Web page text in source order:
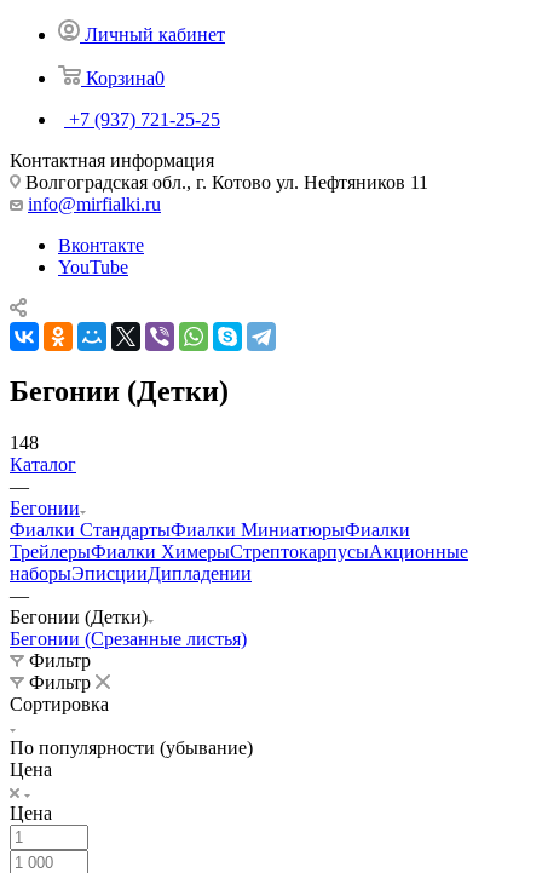
Личный кабинет
Корзина0
+7 (937) 721-25-25
Контактная информация
Волгоградская обл., г. Котово ул. Нефтяников 11
info@mirfialki.ru
Вконтакте
YouTube
Бегонии (Детки)
148
Каталог
—
Бегонии
Фиалки СтандартыФиалки МиниатюрыФиалки
ТрейлерыФиалки ХимерыСтрептокарпусыАкционные
наборыЭписцииДипладении
—
Бегонии (Детки)
Бегонии (Срезанные листья)
Фильтр
Фильтр
Сортировка
По популярности (убывание)
Цена
Цена